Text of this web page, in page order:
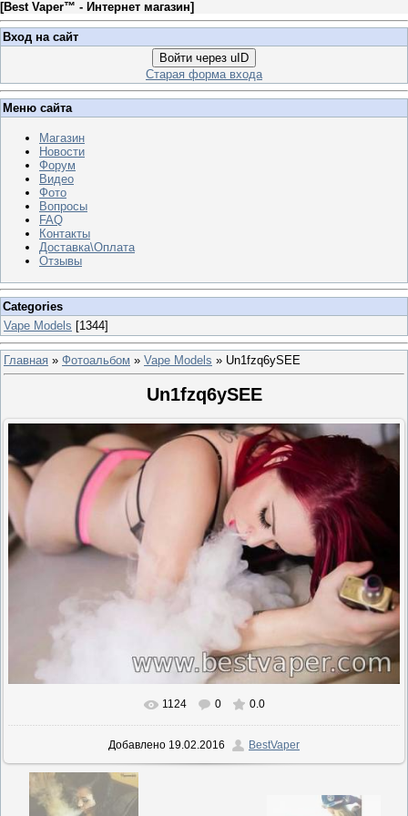
[Best Vaper™ - Интернет магазин]
Вход на сайт
Войти через uID
Старая форма входа
Меню сайта
Магазин
Новости
Форум
Видео
Фото
Вопросы
FAQ
Контакты
Доставка\Оплата
Отзывы
Categories
Vape Models [1344]
Главная » Фотоальбом » Vape Models » Un1fzq6ySEE
Un1fzq6ySEE
В реальном размере 604x403
1124 0 0.0
Добавлено 19.02.2016 BestVaper